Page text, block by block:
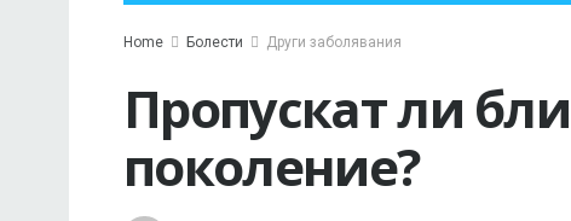
Home Болести Други заболявания
Пропускат ли
поколение?